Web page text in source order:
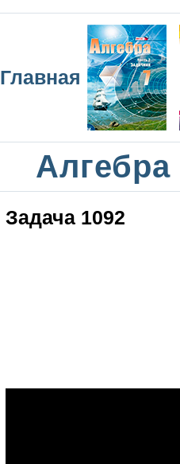
Главная
Задача 1092